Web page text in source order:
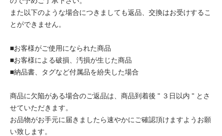
また以下のような場合につきましても返品、交換はお受けするこ
とができません。
■お客様がご使用になられた商品
■お客様による破損、汚損が生じた商品
■納品書、タグなど付属品を紛失した場合
商品に欠陥がある場合のご返品は、商品到着後 " ３日以内 " とさ
せていただきます。
お品物がお手元に届きましたら速やかにご確認頂けますようお願
い致します。